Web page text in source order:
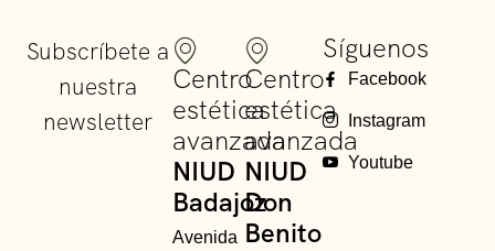
Subscríbete a
nuestra
newsletter
Centro
estética
avanzada
NIUD
Badajoz
Avenida
Centro
estética
avanzada
NIUD
Don
Benito
Síguenos
Facebook
Instagram
Youtube